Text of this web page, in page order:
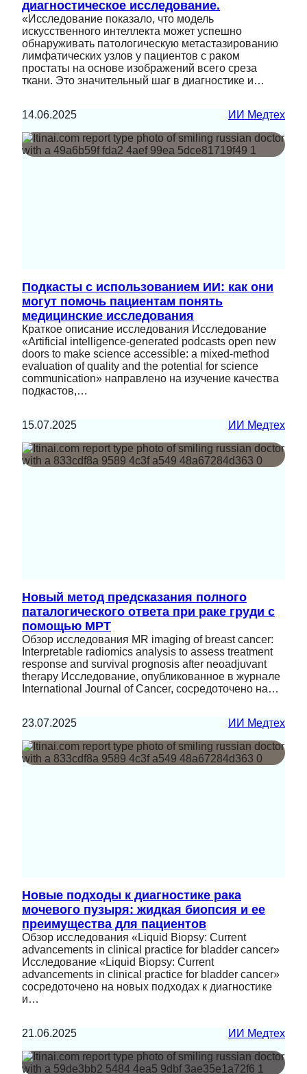
диагностическое исследование.
«Исследование показало, что модель
искусственного интеллекта может успешно
обнаруживать патологическую метастазированию
лимфатических узлов у пациентов с раком
простаты на основе изображений всего среза
ткани. Это значительный шаг в диагностике и…
14.06.2025 ИИ Медтех
Подкасты с использованием ИИ: как они
могут помочь пациентам понять
медицинские исследования
Краткое описание исследования Исследование
«Artificial intelligence-generated podcasts open new
doors to make science accessible: a mixed-method
evaluation of quality and the potential for science
communication» направлено на изучение качества
подкастов,…
15.07.2025 ИИ Медтех
Новый метод предсказания полного
паталогического ответа при раке груди с
помощью МРТ
Обзор исследования MR imaging of breast cancer:
Interpretable radiomics analysis to assess treatment
response and survival prognosis after neoadjuvant
therapy Исследование, опубликованное в журнале
International Journal of Cancer, сосредоточено на…
23.07.2025 ИИ Медтех
Новые подходы к диагностике рака
мочевого пузыря: жидкая биопсия и ее
преимущества для пациентов
Обзор исследования «Liquid Biopsy: Current
advancements in clinical practice for bladder cancer»
Исследование «Liquid Biopsy: Current
advancements in clinical practice for bladder cancer»
сосредоточено на новых подходах к диагностике
и…
21.06.2025 ИИ Медтех